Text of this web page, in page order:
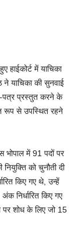
हाईकोर्ट में याचिका
ने याचिका की सुनवाई
पत्र प्रस्तुत करने के
रूप से उपस्थित रहने
भोपाल में 91 पदों पर
को चुनौती दी
किए गए थे, उन्हें
निर्धारित किए गए
शोध के लिए जो 15